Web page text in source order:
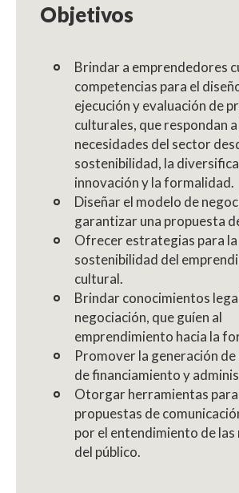
Objetivos
Brindar a emprendedores
competencias para el
ejecución y evaluación de
culturales, que respondan a
necesidades del sector
sostenibilidad, la
innovación y la formalidad.
Diseñar el modelo de
garantizar una propuesta
Ofrecer estrategias para la
sostenibilidad del
cultural.
Brindar conocimientos
negociación, que guíen al
emprendimiento hacia la
Promover la generación
de financiamiento y
Otorgar herramientas
propuestas de
por el entendimiento de las
del público.